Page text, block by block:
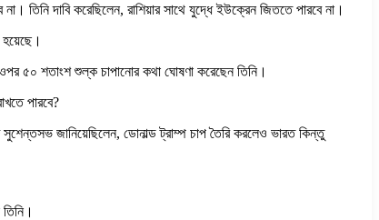
তিনি দাবি করেছিলেন, রাশিয়ার সাথে যুদ্ধে ইউক্রেন জিততে পারবে না।
৫০ শতাংশ শুল্ক চাপানোর কথা ঘোষণা করেছেন তিনি।
পারবে?
সুশেন্তসভ জানিয়েছিলেন, ডোনাল্ড ট্রাম্প চাপ তৈরি করলেও ভারত কিন্তু